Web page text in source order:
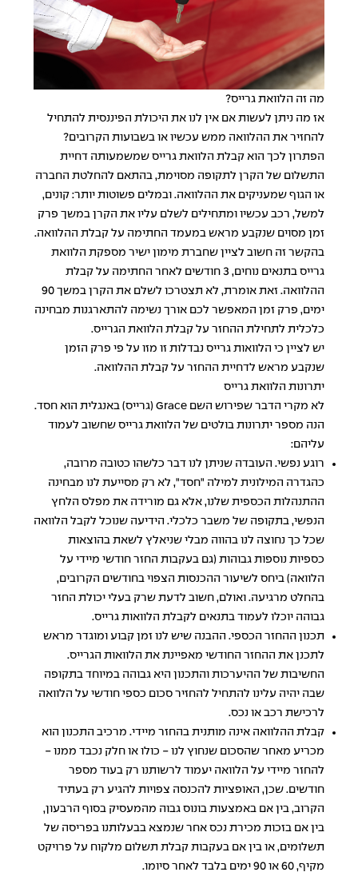
מה זה הלוואת גרייס?
אז מה ניתן לעשות אם אין לנו את היכולת הפיננסית להתחיל
להחזיר את ההלוואה ממש עכשיו או בשבועות הקרובים?
הפתרון לכך הוא קבלת הלוואת גרייס שמשמעותה דחיית
התשלום של הקרן לתקופה מסוימת, בהתאם להחלטת החברה
או הגוף שמעניקים את ההלוואה. ובמלים פשוטות יותר: קונים,
למשל, רכב עכשיו ומתחילים לשלם עליו את הקרן במשך פרק
זמן מסוים שנקבע מראש במעמד החתימה על קבלת ההלוואה.
בהקשר זה חשוב לציין שחברת מימון ישיר מספקת הלוואת
גרייס בתנאים נוחים, 3 חודשים לאחר החתימה על קבלת
ההלוואה. זאת אומרת, לא תצטרכו לשלם את הקרן במשך 90
ימים, פרק זמן המאפשר לכם אורך נשימה להתארגנות מבחינה
כלכלית לתחילת ההחזר על קבלת הלוואת הגרייס.
יש לציין כי הלוואות גרייס נבדלות זו מזו על פי פרק הזמן
שנקבע מראש לדחיית ההחזר על קבלת ההלוואה.
יתרונות הלוואת גרייס
לא מקרי הדבר שפירוש השם Grace (גרייס) באנגלית הוא חסד.
הנה מספר יתרונות בולטים של הלוואת גרייס שחשוב לעמוד
עליהם:
רוגע נפשי. העובדה שניתן לנו דבר כלשהו כטובה מרובה,
כהגדרה המילונית למילה "חסד", לא רק מסייעת לנו מבחינה
ההתנהלות הכספית שלנו, אלא גם מורידה את מפלס הלחץ
הנפשי, בתקופה של משבר כלכלי. הידיעה שנוכל לקבל הלוואה
שכל כך נחוצה לנו בהווה מבלי שניאלץ לשאת בהוצאות
כספיות נוספות גבוהות (גם בעקבות החזר חודשי מיידי על
הלוואה) ביחס לשיעור ההכנסות הצפוי בחודשים הקרובים,
בהחלט מרגיעה. ואולם, חשוב לדעת שרק בעלי יכולת החזר
גבוהה יוכלו לעמוד בתנאים לקבלת הלוואות גרייס.
תכנון ההחזר הכספי. ההבנה שיש לנו זמן קבוע ומוגדר מראש
לתכנן את ההחזר החודשי מאפיינת את הלוואות הגרייס.
החשיבות של ההיערכות והתכנון היא גבוהה במיוחד בתקופה
שבה יהיה עלינו להתחיל להחזיר סכום כספי חודשי על הלוואה
לרכישת רכב או נכס.
קבלת ההלוואה אינה מותנית בהחזר מיידי. מרכיב התכנון הוא
מכריע מאחר שהסכום שנחוץ לנו - כולו או חלק נכבד ממנו -
להחזר מיידי על הלוואה יעמוד לרשותנו רק בעוד מספר
חודשים. שכן, האופציות להכנסה צפויות להגיע רק בעתיד
הקרוב, בין אם באמצעות בונוס גבוה מהמעסיק בסוף הרבעון,
בין אם בזכות מכירת נכס אחר שנמצא בבעלותנו בפריסה של
תשלומים, או בין אם בעקבות קבלת תשלום מלקוח על פרויקט
מקיף, 60 או 90 ימים בלבד לאחר סיומו.